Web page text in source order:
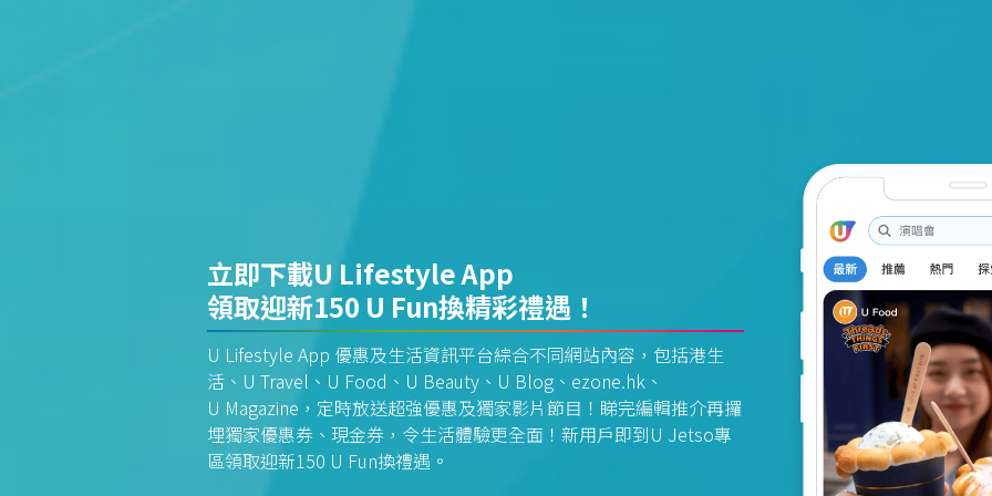
立即下載U Lifestyle App
領取迎新150 U Fun換精彩禮遇！
U Lifestyle App 優惠及生活資訊平台綜合不同網站內容，包括港生
活、U Travel、U Food、U Beauty、U Blog、ezone.hk、
U Magazine，定時放送超強優惠及獨家影片節目！睇完編輯推介再攞
埋獨家優惠券、現金券，令生活體驗更全面！新用戶即到U Jetso專
區領取迎新150 U Fun換禮遇。